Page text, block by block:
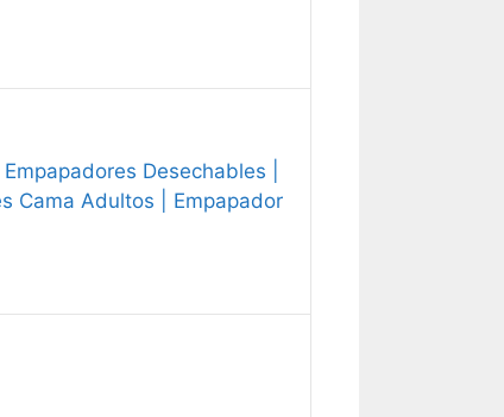
Desechables |
Cama Adultos | Empapador